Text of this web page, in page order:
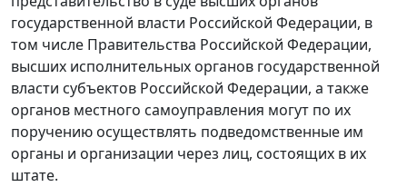
государственной власти Российской Федерации, в
том числе Правительства Российской Федерации,
высших исполнительных органов государственной
власти субъектов Российской Федерации, а также
органов местного самоуправления могут по их
поручению осуществлять подведомственные им
органы и организации через лиц, состоящих в их
штате.